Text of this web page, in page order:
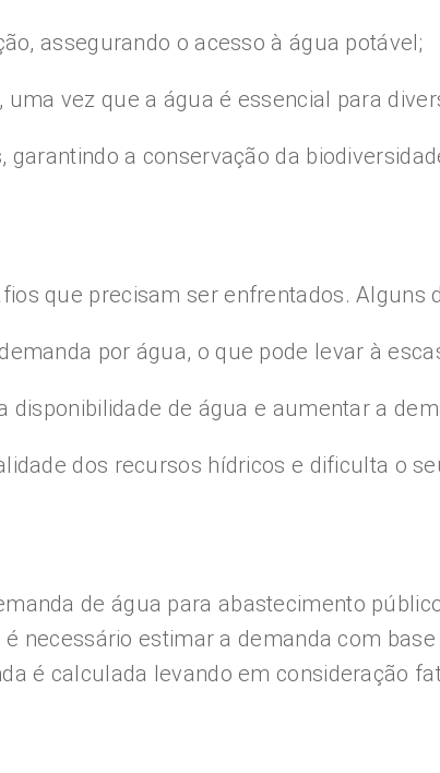
assegurando o acesso à água potável;
vez que a água é essencial para
a conservação da
que precisam ser enfrentados. Alguns
por água, o que pode levar à
de água e aumentar a
dos recursos hídricos e dificulta o
de água para abastecimento
necessário estimar a demanda com
é calculada levando em consideração